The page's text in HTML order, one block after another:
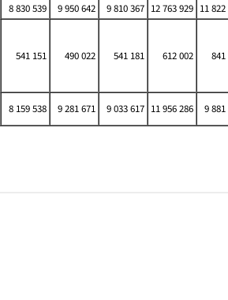
8 830 539 9 950 642 9 810 367 12 763 929 11
541 151 490 022 541 181 612 002 841
8 159 538 9 281 671 9 033 617 11 956 286 9 881